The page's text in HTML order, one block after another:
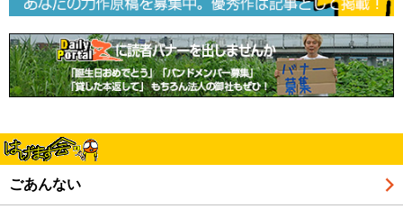
ごあんない